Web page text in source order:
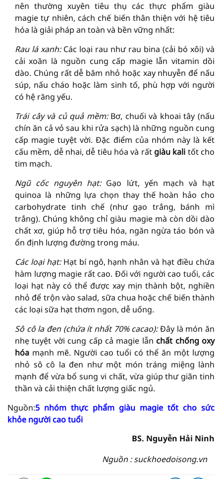
nên thường xuyên tiêu thụ các thực phẩm giàu
magie tự nhiên, cách chế biến thân thiện với hệ tiêu
hóa là giải pháp an toàn và bền vững nhất:
Rau lá xanh:Các loại rau như rau bina (cải bó xôi) và
cải xoăn là nguồn cung cấp magie lẫn vitamin dồi
dào. Chúng rất dễ băm nhỏ hoặc xay nhuyễn để nấu
súp, nấu cháo hoặc làm sinh tố, phù hợp với người
có hệ răng yếu.
Trái cây và củ quả mềm: Bơ, chuối và khoai tây (nấu
chín ăn cả vỏ sau khi rửa sạch) là những nguồn cung
cấp magie tuyệt vời. Đặc điểm của nhóm này là kết
cấu mềm, dễ nhai, dễ tiêu hóa và rấtgiàu kali tốt cho
tim mạch.
Ngũ cốc nguyên hạt:Gạo lứt, yến mạch và hạt
quinoa là những lựa chọn thay thế hoàn hảo cho
carbohydrate tinh chế (như gạo trắng, bánh mì
trắng). Chúng không chỉ giàu magie mà còn dồi dào
chất xơ, giúp hỗ trợ tiêu hóa, ngăn ngừa táo bón và
ổn định lượng đường trong máu.
Các loại hạt:Hạt bí ngô, hạnh nhân và hạt điều chứa
hàm lượng magie rất cao. Đối với người cao tuổi, các
loại hạt này có thể được xay mịn thành bột, nghiền
nhỏ để trộn vào salad, sữa chua hoặc chế biến thành
các loại sữa hạt thơm ngon, dễ uống.
Sô cô la đen (chứa ít nhất 70% cacao):Đây là món ăn
nhẹ tuyệt vời cung cấp cả magie lẫnchất chống oxy
hóa mạnh mẽ. Người cao tuổi có thể ăn một lượng
nhỏ sô cô la đen như một món tráng miệng lành
mạnh để vừa bổ sung vi chất, vừa giúp thư giãn tinh
thần và cải thiện chất lượng giấc ngủ.
Nguồn:5 nhóm thực phẩm giàu magie tốt cho sức
khỏe người cao tuổi
BS. Nguyễn Hải Ninh
Nguồn : suckhoedoisong.vn